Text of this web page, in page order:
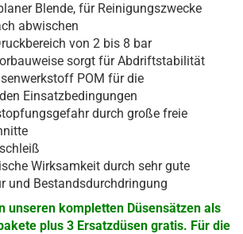
Blende, für Reinigungszwecke
abwischen
von 2 bis 8 bar
sorgt für Abdriftstabilität
POM für die
Einsatzbedingungen
durch große freie
Wirksamkeit durch sehr gute
und Bestandsdurchdringung
unseren kompletten Düsensätzen als
plus 3 Ersatzdüsen gratis. Für die